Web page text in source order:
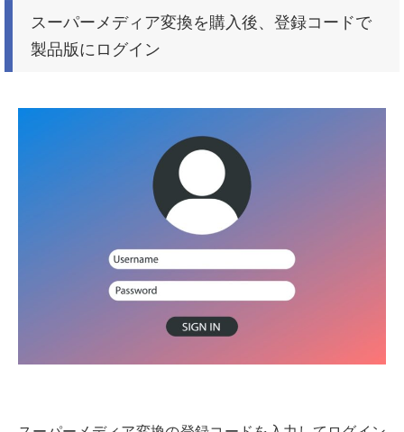
スーパーメディア変換を購入後、登録コードで
製品版にログイン